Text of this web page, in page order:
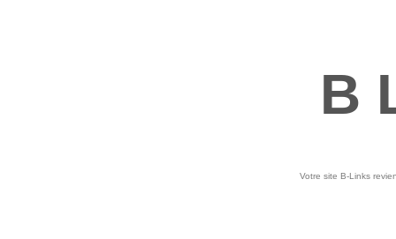
B
Votre site B-Links